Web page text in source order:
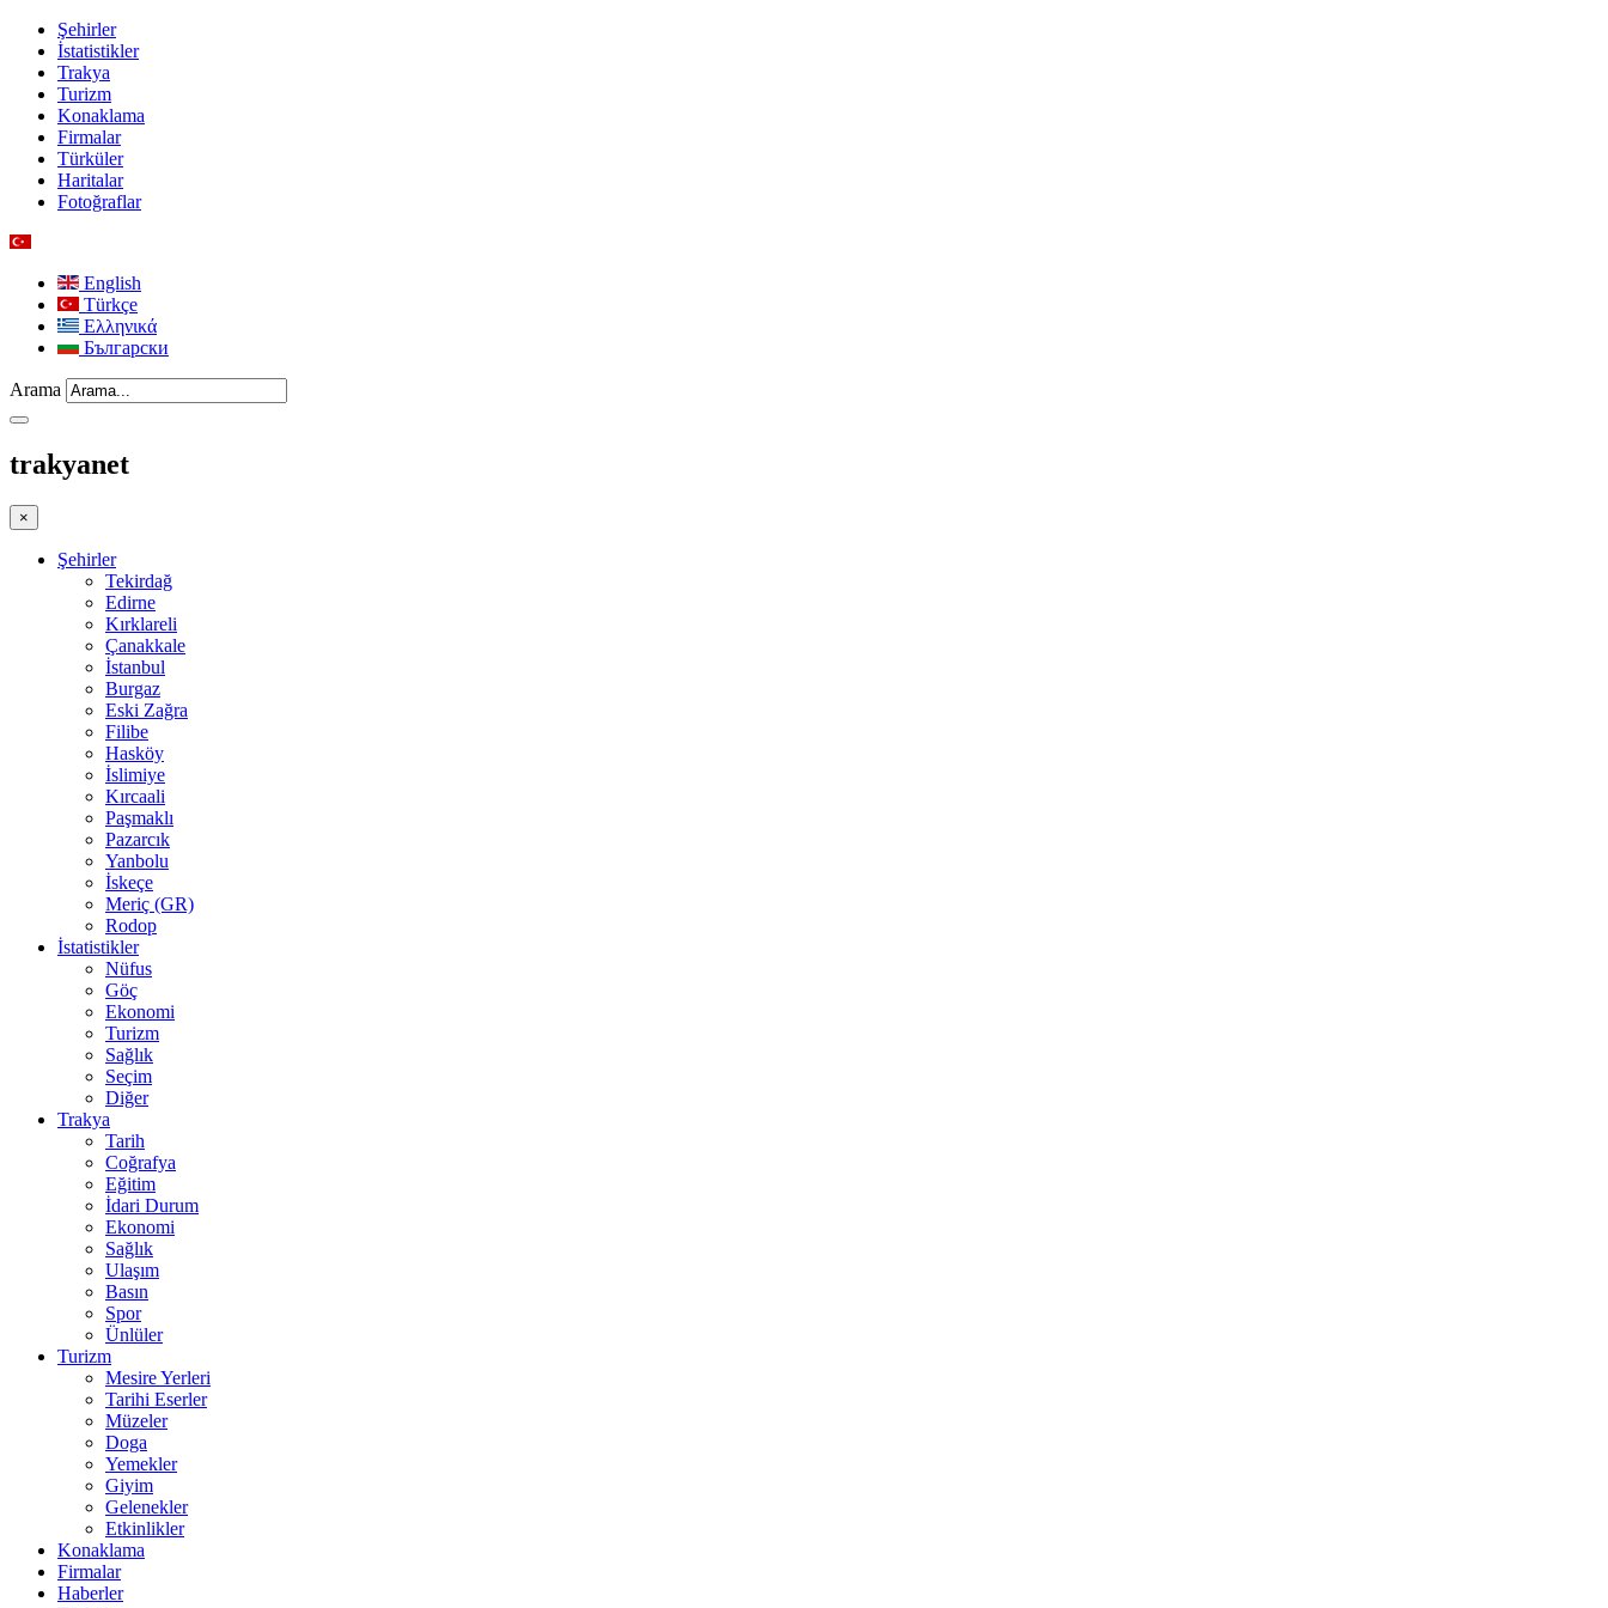
Şehirler
İstatistikler
Trakya
Turizm
Konaklama
Firmalar
Türküler
Haritalar
Fotoğraflar
English
Türkçe
Ελληνικά
Български
Arama
trakyanet
×
Şehirler
Tekirdağ
Edirne
Kırklareli
Çanakkale
İstanbul
Burgaz
Eski Zağra
Filibe
Hasköy
İslimiye
Kırcaali
Paşmaklı
Pazarcık
Yanbolu
İskeçe
Meriç (GR)
Rodop
İstatistikler
Nüfus
Göç
Ekonomi
Turizm
Sağlık
Seçim
Diğer
Trakya
Tarih
Coğrafya
Eğitim
İdari Durum
Ekonomi
Sağlık
Ulaşım
Basın
Spor
Ünlüler
Turizm
Mesire Yerleri
Tarihi Eserler
Müzeler
Doga
Yemekler
Giyim
Gelenekler
Etkinlikler
Konaklama
Firmalar
Haberler